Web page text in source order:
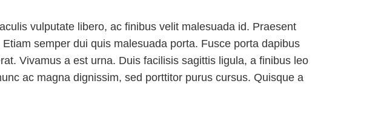
vulputate libero, ac finibus velit malesuada id. Praesent
semper dui quis malesuada porta. Fusce porta dapibus
Vivamus a est urna. Duis facilisis sagittis ligula, a finibus leo
ac magna dignissim, sed porttitor purus cursus. Quisque a